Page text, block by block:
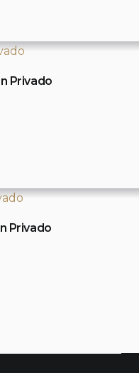
Privado
Privado